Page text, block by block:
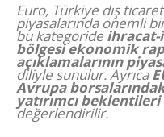
Euro, Türkiye dış
piyasalarında önemli
bu kategoride ihracat-
bölgesi ekonomik
açıklamalarının
diliyle sunulur. Ayrıca
Avrupa
yatırımcı beklentileri
değerlendirilir.